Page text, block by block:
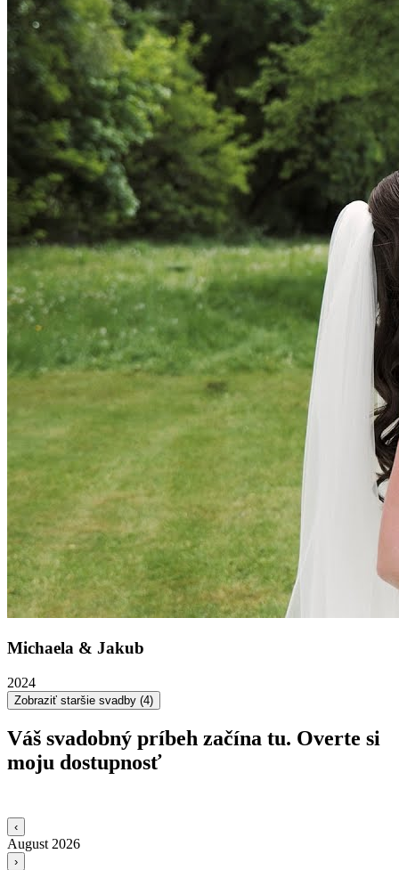
Michaela & Jakub
2024
Zobraziť staršie svadby (4)
Váš svadobný príbeh začína tu. Overte si
moju dostupnosť
‹
August 2026
›